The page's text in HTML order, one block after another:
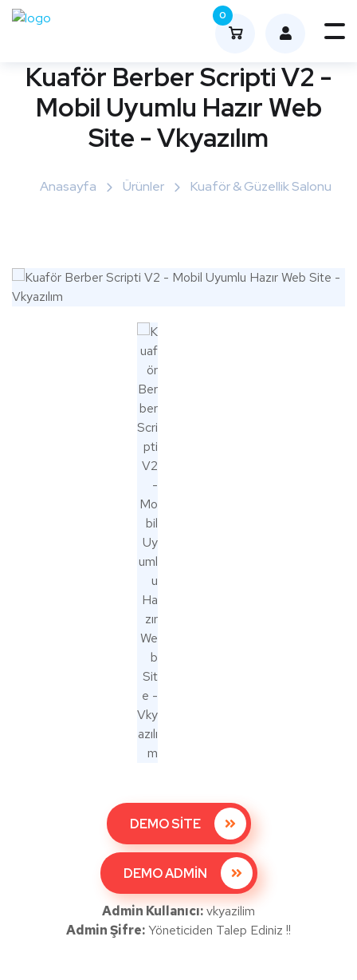
0
Me
Kuaför Berber Scripti V2 -
Mobil Uyumlu Hazır Web
Site - Vkyazılım
Anasayfa Ürünler Kuaför & Güzellik Salonu
DEMO SİTE
DEMO ADMİN
Admin Kullanıcı:vkyazilim
Admin Şifre:Yöneticiden Talep Ediniz !!